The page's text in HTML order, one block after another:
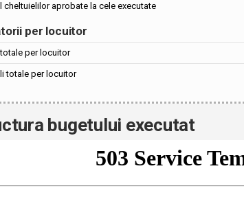
cheltuielilor aprobate la cele executate
per locuitor
per locuitor
totale per locuitor
bugetului executat